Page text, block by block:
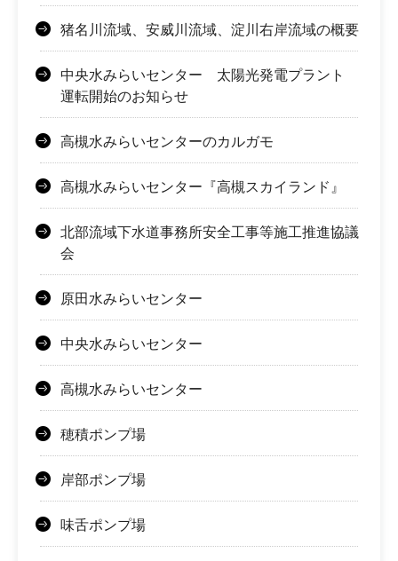
猪名川流域、安威川流域、淀川右岸流域の概要
中央水みらいセンター 太陽光発電プラント
運転開始のお知らせ
高槻水みらいセンターのカルガモ
高槻水みらいセンター『高槻スカイランド』
北部流域下水道事務所安全工事等施工推進協議
会
原田水みらいセンター
中央水みらいセンター
高槻水みらいセンター
穂積ポンプ場
岸部ポンプ場
味舌ポンプ場